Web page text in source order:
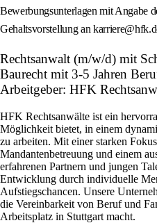
Bewerbungsunterlagen mit Angabe
Gehaltsvorstellung an
Rechtsanwalt (m/w/d) mit
Baurecht mit 3-5 Jahren
Arbeitgeber: HFK
HFK Rechtsanwälte ist ein
Möglichkeit bietet, in einem
zu arbeiten. Mit einer starken
Mandantenbetreuung und einem
erfahrenen Partnern und jungen
Entwicklung durch individuelle
Aufstiegschancen. Unsere
die Vereinbarkeit von Beruf und
Arbeitsplatz in Stuttgart macht.